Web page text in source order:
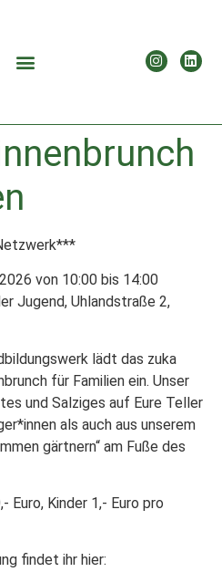
von 10:00 bis 14:00
Jugend, Uhlandstraße 2,
lädt das zuka
für Familien ein. Unser
und Salziges auf Eure Teller
als auch aus unserem
gärtnern“ am Fuße des
Euro, Kinder 1,- Euro pro
findet ihr hier: